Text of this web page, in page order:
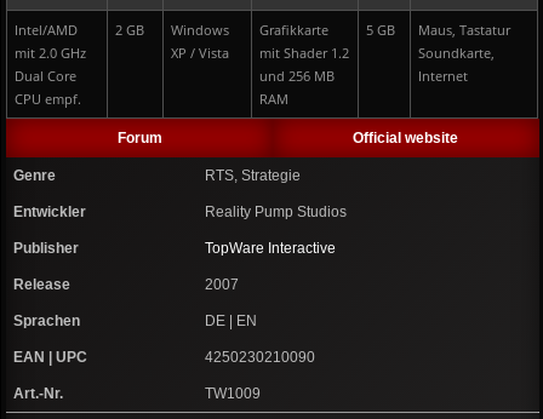
Intel/AMD
mit 2.0 GHz
Dual Core
CPU empf.
2 GB
Windows
XP / Vista
Grafikkarte
mit Shader 1.2
und 256 MB
RAM
5 GB
Maus, Tastatur
Soundkarte,
Internet
Forum Official website
Genre RTS, Strategie
Entwickler Reality Pump Studios
Publisher TopWare Interactive
Release 2007
Sprachen DE | EN
EAN | UPC 4250230210090
Art.-Nr. TW1009